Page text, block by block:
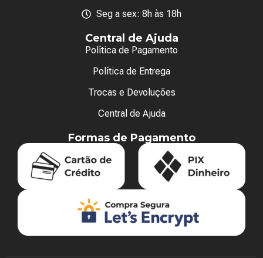
Seg a sex: 8h às 18h
Central de Ajuda
Política de Pagamento
Política de Entrega
Trocas e Devoluções
Central de Ajuda
Formas de Pagamento